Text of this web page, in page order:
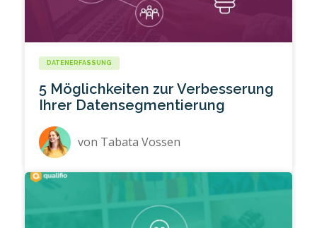
DATENERFASSUNG
5 Möglichkeiten zur Verbesserung
Ihrer Datensegmentierung
von Tabata Vossen